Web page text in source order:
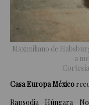
Maximiliano de
a
Casa Europa México
Rapsodia Húngara